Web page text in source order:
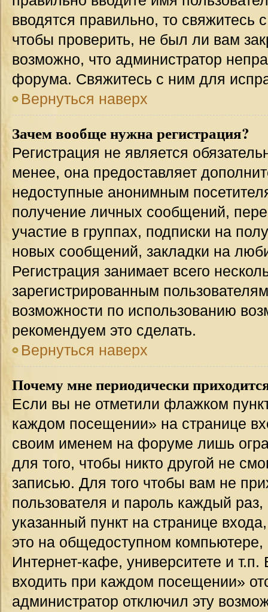
вводятся правильно, то
чтобы проверить, не был ли вам
возможно, что администратор
форума. Свяжитесь с ним для
Вернуться наверх
Зачем вообще нужна регистрация?
Регистрация не является
менее, она предоставляет
недоступные анонимным
получение личных сообщений,
участие в группах, подписки на
новых сообщений, закладки на
Регистрация занимает всего
зарегистрированным
возможности по использованию
рекомендуем это сделать.
Вернуться наверх
Почему мне периодически
Если вы не отметили флажком
каждом посещении» на странице
своим именем на форуме лишь
для того, чтобы никто другой не
записью. Для того чтобы вам не
пользователя и пароль каждый
указанный пункт на странице
это на общедоступном
Интернет-кафе, университете и т.п.
входить при каждом посещении»
администратор отключил эту